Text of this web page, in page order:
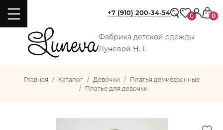
Фабрика детской одежды
Лунёвой Н. Г.
+7 (910) 200-34-54 0 0
Главная Каталог Девочки
Платья демисезонные
Платье для девочки